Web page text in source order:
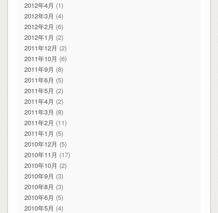
2012年4月 (1)
2012年3月 (4)
2012年2月 (6)
2012年1月 (2)
2011年12月 (2)
2011年10月 (6)
2011年9月 (8)
2011年6月 (5)
2011年5月 (2)
2011年4月 (2)
2011年3月 (8)
2011年2月 (11)
2011年1月 (5)
2010年12月 (5)
2010年11月 (17)
2010年10月 (2)
2010年9月 (3)
2010年8月 (3)
2010年6月 (5)
2010年5月 (4)